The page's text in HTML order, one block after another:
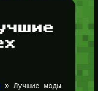
» Лучшие моды